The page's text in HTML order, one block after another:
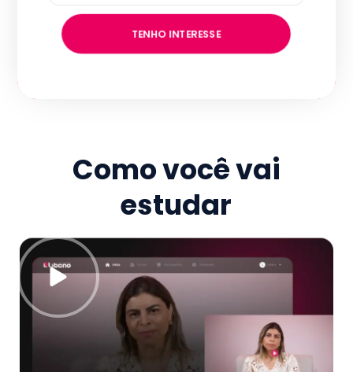
TENHO INTERESSE
Como você vai
estudar